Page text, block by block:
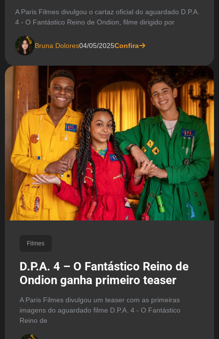
A Paris Filmes divulgou o cartaz oficial do aguardado D.P.A.
4 - O Fantástico Reino de Ondion, filme dirigido por
Bruna Dolores04/05/2025Confira
Filmes
D.P.A. 4 – O Fantástico Reino de
Ondion ganha primeiro teaser
A Paris Filmes divulgou um teaser com as primeiras
imagens do aguardado filme D.P.A. 4 - O Fantástico
Reino de